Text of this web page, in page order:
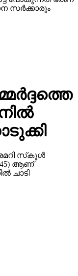
സര്‍ക്കാരും
സ്‌കൂള്‍
ആണ്
ചാടി